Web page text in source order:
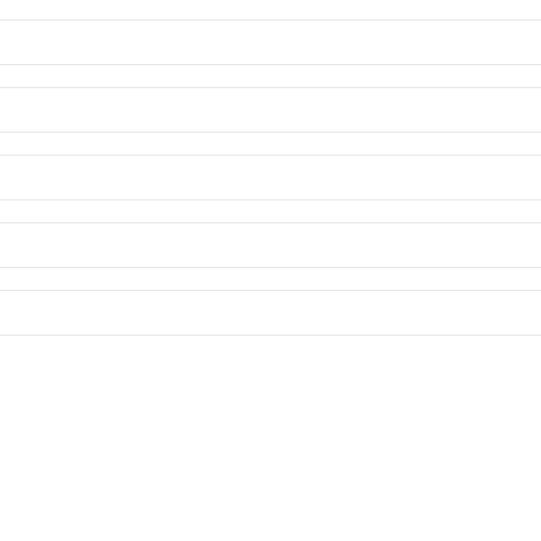
includere:
che sia presente un problema del ritmo
che il medico di famiglia indirizzi la persona da uno
formazione o propagazione dello stimolo elettrico del
della:
complessi)
cuore aiuta a capire le cause e le complicazioni cui si
alterazioni.
la frequenza del battito cardiaco normale. Dal
gli atri si contraggono e pompano il sangue nei
è utilizzare la registrazione elettrica del ritmo
un ulteriore controllo del cuore tramite
esercizio fisico, può essere necessario sottoporsi a un
quando ci si reca dal cardiologo o
includono:
causa che l’ha provocata.
farmacologiche e includono:
le proprietà elettriche del cuore e la sua
consiste nel sottoporre il cuore (per mezzo di elettrodi
grado di interrompere l’attività elettrica irregolare del
e nel farlo avanzare fino a raggiungere il cuore per
alcune delle cause che la scatenano, tuttavia,
o per gli altri, si dovrebbe interrompere l’attività
al proprio medico curante o al cardiologo.